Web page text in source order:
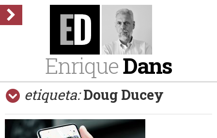
EnriqueDans
etiqueta: Doug Ducey